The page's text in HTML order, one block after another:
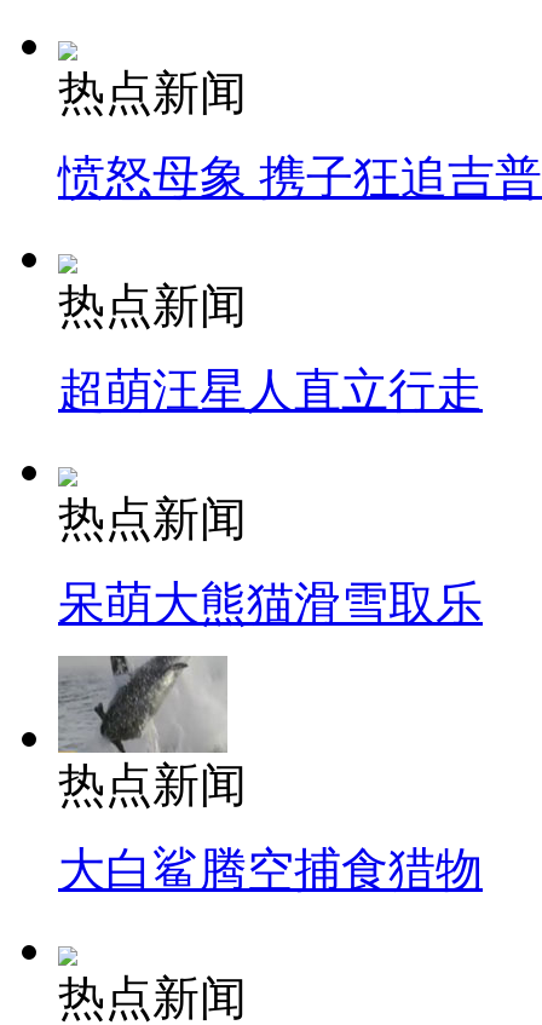
热点新闻
愤怒母象 携子狂追吉
热点新闻
超萌汪星人直立行走
热点新闻
呆萌大熊猫滑雪取乐
热点新闻
大白鲨腾空捕食猎物
热点新闻